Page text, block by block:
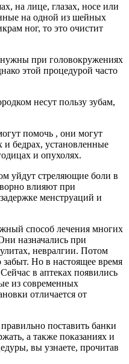
на лице, глазах, носе или
на одной из шейных
ног, то это очистит
при головокружениях
этой процедурой часто
несут пользу зубам,
помочь , они могут
бедрах, установленные
и опухолях.
уйдут стреляющие боли в
влияют при
менструаций и
способ лечения многих
назначались при
невралгии. Потом
Но в настоящее время
в аптеках появились
из современных
отличается от
поставить банки
а также показаниях и
вы узнаете, прочитав